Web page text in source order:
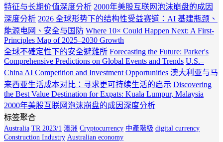
特征与长期价值深度分析 2000年美股互联网泡沫崩盘的成因
深度分析 2026 全球形势下的结构性受益赛道：AI 基建瓶颈、
能源电网、安全与国防 Where 10× Could Happen Next: A First-
Principles Map of 2025–2030 Growth
全球不確定性下的安全避難所 Forecasting the Future: Parker's
Comprehensive Predictions on Global Events and Trends U.S.–
China AI Competition and Investment Opportunities 澳大利亚与马
来西亚生活成本对比：寻求更可持续生活的启示 Discovering
the Best Value Destination for Expats: Kuala Lumpur, Malaysia
2000年美股互联网泡沫崩盘的成因深度分析
标签聚合
Australia TR 2023/1 澳洲 Cryptocurrency 中產階級 digital currency
Construction Industry Australian economy